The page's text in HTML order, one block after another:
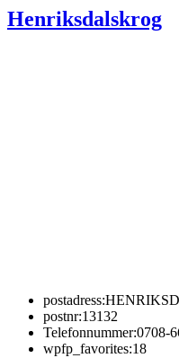
Henriksdalskrog
postadress:
postnr:13132
Telefonnummer:0708-
wpfp_favorites:18